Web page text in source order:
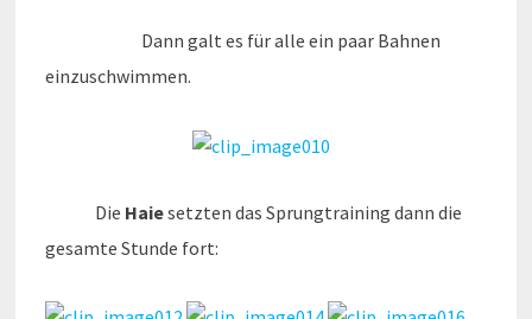
Dann galt es für alle ein paar Bahnen
einzuschwimmen.
Die Haiesetzten das Sprungtraining dann die
gesamte Stunde fort: